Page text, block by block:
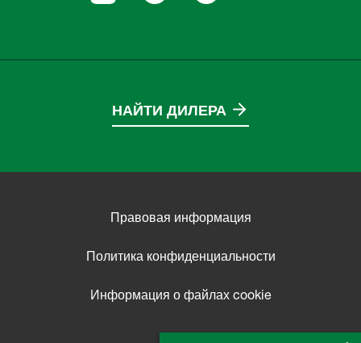
НАЙТИ ДИЛЕРА
Правовая информация
Политика конфиденциальности
Информация о файлах cookie